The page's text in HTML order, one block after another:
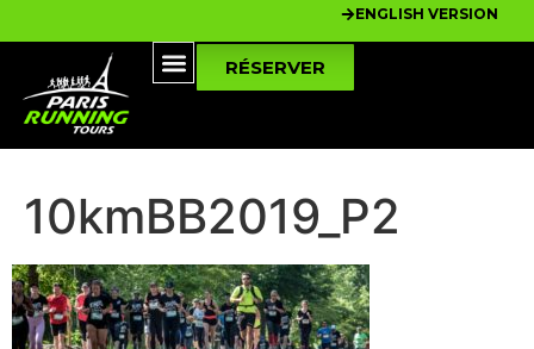
ENGLISH VERSION
RÉSERVER
10kmBB2019_P2